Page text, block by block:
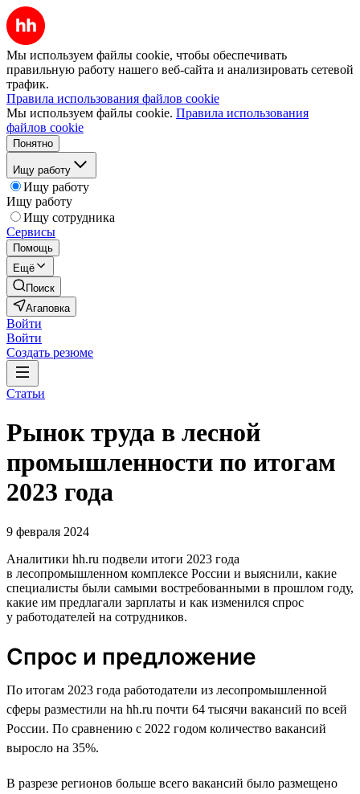
Мы используем файлы cookie, чтобы обеспечивать
правильную работу нашего веб-сайта и анализировать сетевой
трафик.
Правила использования файлов cookie
Мы используем файлы cookie. Правила использования
файлов cookie
Понятно
Ищу работу
Ищу работу
Ищу работу
Ищу сотрудника
Сервисы
Помощь
Ещё
Поиск
Агаповка
Войти
Войти
Создать резюме
Статьи
Рынок труда в лесной
промышленности по итогам
2023 года
9 февраля 2024
Аналитики hh.ru подвели итоги 2023 года
в лесопромышленном комплексе России и выяснили, какие
специалисты были самыми востребованными в прошлом году,
какие им предлагали зарплаты и как изменился спрос
у работодателей на сотрудников.
Спрос и предложение
По итогам 2023 года работодатели из лесопромышленной
сферы разместили на hh.ru почти 64 тысячи вакансий по всей
России. По сравнению с 2022 годом количество вакансий
выросло на 35%.
В разрезе регионов больше всего вакансий было размещено